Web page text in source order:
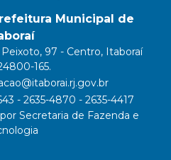
Municipal de
97 - Centro, Itaboraí
165.
- 2635-4870 - 2635-4417
Secretaria de Fazenda e